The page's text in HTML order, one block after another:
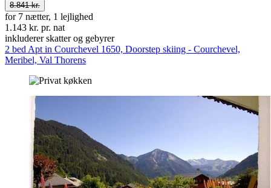
8.841 kr.
for 7 nætter, 1 lejlighed
1.143 kr. pr. nat
inkluderer skatter og gebyrer
2 bed Apt in Courchevel 1650, Doorstep skiing - Courchevel,
Meribel, Val Thorens